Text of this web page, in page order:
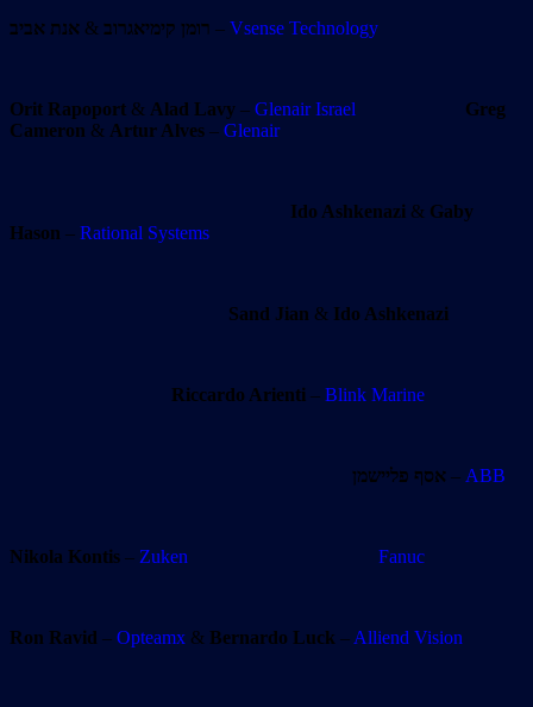
רומן קימיאגרוב & אנת אביב – Vsense Technology
Orit Rapoport & Alad Lavy – Glenair Israel
Greg
Cameron & Artur Alves – Glenair
Ido Ashkenazi & Gaby
Hason – Rational Systems
Sand Jian & Ido Ashkenazi
Riccardo Arienti – Blink Marine
אסף פליישמן – ABB
Nikola Kontis – Zuken Fanuc
Ron Ravid – Opteamx & Bernardo Luck – Alliend Vision